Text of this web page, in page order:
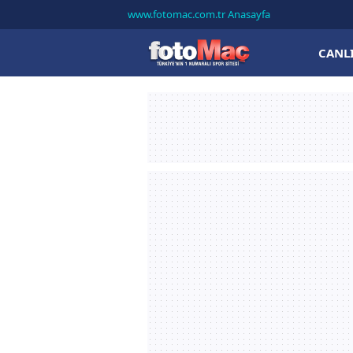
www.fotomac.com.tr Anasayfa